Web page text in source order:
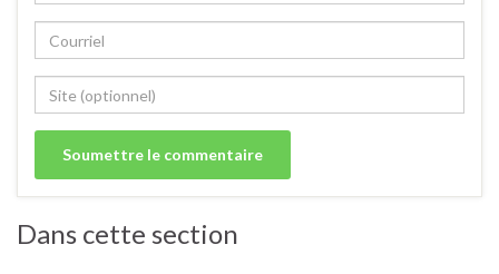
Dans cette section